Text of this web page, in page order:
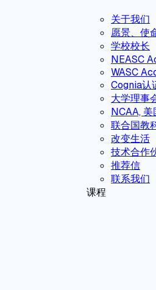
关于我们
愿景、使
学校校长
NEASC
WASC
Cognia认
大学理事
NCAA, 美
联合国教
改变生活
技术合作
推荐信
联系我们
课程